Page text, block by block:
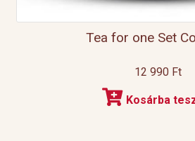
Tea for one Set
12 990 Ft
Kosárba